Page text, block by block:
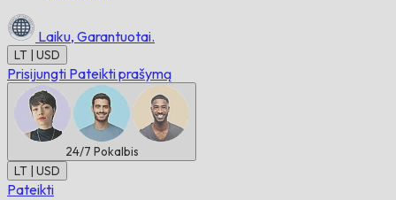
Laiku, Garantuotai.
LT | USD
Prisijungti Pateikti prašymą
24/7 Pokalbis
LT | USD
Pateikti